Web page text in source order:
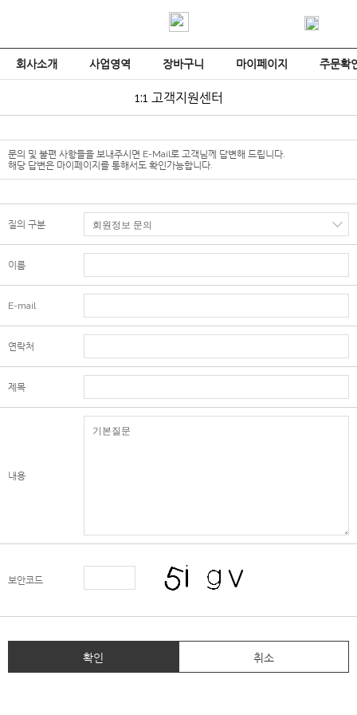
회사소개 사업영역 장바구니 마이페이지 주문확
1:1 고객지원센터
문의 및 불편 사항들을 보내주시면 E-Mail로 고객님께 답변해 드립니다.
해당 답변은 마이페이지를 통해서도 확인가능합니다.
질의 구분
이름
E-mail
연락처
제목
내용
보안코드
확인 취소